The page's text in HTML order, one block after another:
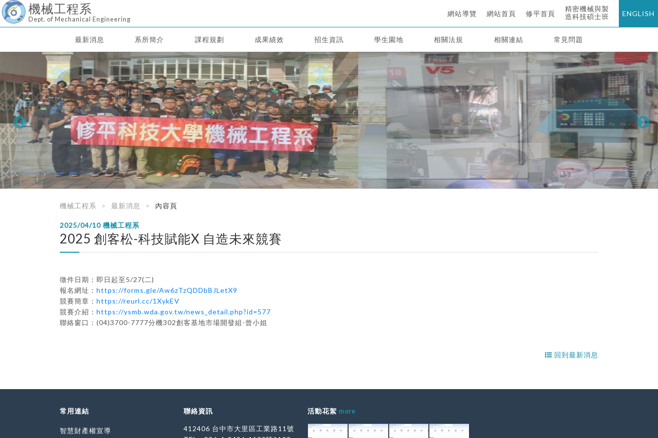
機械工程系
Dept. of Mechanical Engineering
網站導覽 網站首頁 修平首頁
精密機械與製
造科技碩士班
ENGLISH
最新消息 系所簡介 課程規劃 成果績效 招生資訊 學生園地 相關法規 相關連結 常見問題
機械工程系 最新消息 內容頁
2025/04/10 機械工程系
2025 創客松-科技賦能X 自造未來競賽
徵件日期：即日起至5/27(二)
報名網址： https://forms.gle/Aw6zTzQDDbBJLetX9
競賽簡章： https://reurl.cc/1XykEV
競賽介紹： https://ysmb.wda.gov.tw/news_detail.php?id=577
聯絡窗口：(04)3700-7777分機302創客基地市場開發組-曾小姐
回到最新消息
常用連結
智慧財產權宣導
聯絡資訊
412406 台中市大里區工業路11號
活動花絮 more